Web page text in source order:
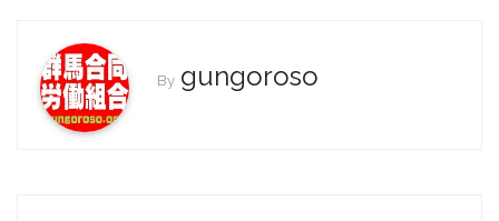
b
o
o
k
By gungoroso